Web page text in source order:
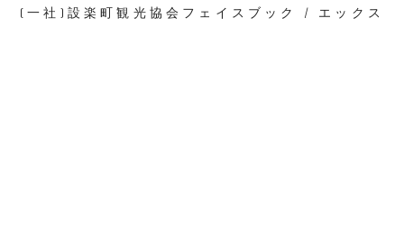
(一社)設楽町観光協会フェイスブック / エックス